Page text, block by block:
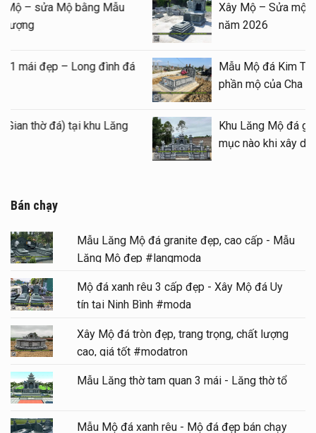
Kinh nghiệm xây Mộ – sửa Mộ bằng Mẫu
Mộ đá đẹp, chất lượng
Mẫu Lăng thờ đá 1 mái đẹp – Long đình đá
Mẫu Lầu thờ đá (Gian thờ đá) tại khu Lăng
Bán chạy
Mẫu Lăng Mộ đá granite đẹp, cao cấp - Mẫu
Lăng Mộ đẹp #langmoda
Mộ đá xanh rêu 3 cấp đẹp - Xây Mộ đá Uy
tín tại Ninh Bình #moda
Xây Mộ đá tròn đẹp, trang trọng, chất lượng
cao, giá tốt #modatron
Mẫu Lăng thờ tam quan 3 mái - Lăng thờ tổ
Mẫu Mộ đá xanh rêu - Mộ đá đẹp bán chạy